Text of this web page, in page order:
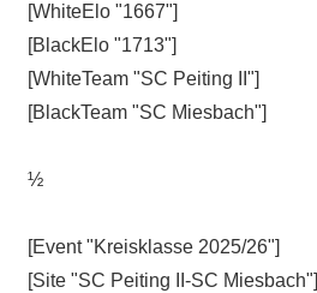
[WhiteElo "1667"]
[BlackElo "1713"]
[WhiteTeam "SC Peiting II"]
[BlackTeam "SC Miesbach"]
½
[Event "Kreisklasse 2025/26"]
[Site "SC Peiting II-SC Miesbach"]